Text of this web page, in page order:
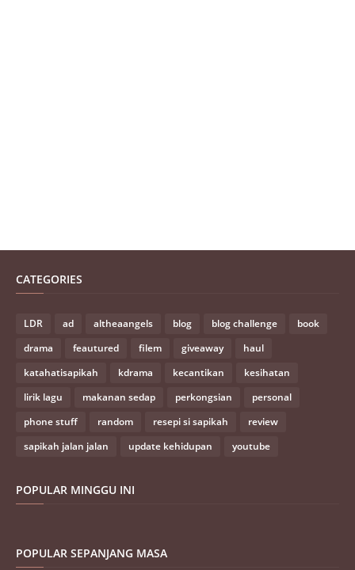
CATEGORIES
LDR ad altheaangels blog blog challenge
book
drama
feautured filem giveaway
haul
katahatisapikah
kdrama kecantikan
kesihatan
lirik lagu
makanan sedap perkongsian
personal
phone stuff
random resepi si sapikah
review
sapikah jalan jalan
update kehidupan youtube
POPULAR MINGGU INI
POPULAR SEPANJANG MASA